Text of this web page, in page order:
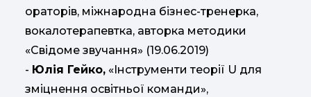
ораторів, міжнародна бізнес-тренерка,
вокалотерапевтка, авторка методики
«Свідоме звучання» (19.06.2019)
- Юлія Гейко, «Інструменти теорії U для
зміцнення освітньої команди»,